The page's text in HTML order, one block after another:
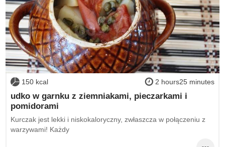
150 kcal 2 hours25 minutes
udko w garnku z ziemniakami, pieczarkami i
pomidorami
Kurczak jest lekki i niskokaloryczny, zwłaszcza w połączeniu z
warzywami! Każdy